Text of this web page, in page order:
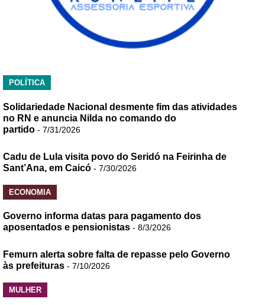
POLÍTICA
Solidariedade Nacional desmente fim das atividades
no RN e anuncia Nilda no comando do
partido - 7/31/2026
Cadu de Lula visita povo do Seridó na Feirinha de
Sant’Ana, em Caicó - 7/30/2026
ECONOMIA
Governo informa datas para pagamento dos
aposentados e pensionistas - 8/3/2026
Femurn alerta sobre falta de repasse pelo Governo
às prefeituras - 7/10/2026
MULHER